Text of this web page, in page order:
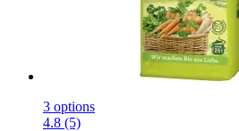
3 options
4.8 (5)